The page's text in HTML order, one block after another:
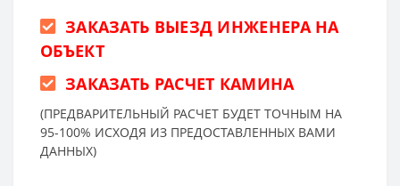
ЗАКАЗАТЬ ВЫЕЗД ИНЖЕНЕРА НА
ОБЪЕКТ
ЗАКАЗАТЬ РАСЧЕТ КАМИНА
(ПРЕДВАРИТЕЛЬНЫЙ РАСЧЕТ БУДЕТ ТОЧНЫМ НА
95-100% ИСХОДЯ ИЗ ПРЕДОСТАВЛЕННЫХ ВАМИ
ДАННЫХ)